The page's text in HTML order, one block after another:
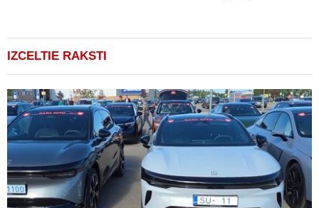
IZCELTIE RAKSTI